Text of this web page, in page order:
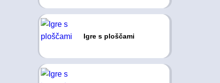
Igre s ploščami